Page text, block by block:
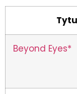
Beyond Eyes*